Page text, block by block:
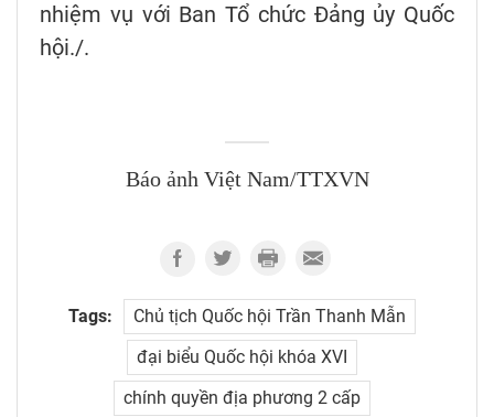
nhiệm vụ với Ban Tổ chức Đảng ủy Quốc
hội./.
Báo ảnh Việt Nam/TTXVN
Tags:
Chủ tịch Quốc hội Trần Thanh Mẫn
đại biểu Quốc hội khóa XVI
chính quyền địa phương 2 cấp